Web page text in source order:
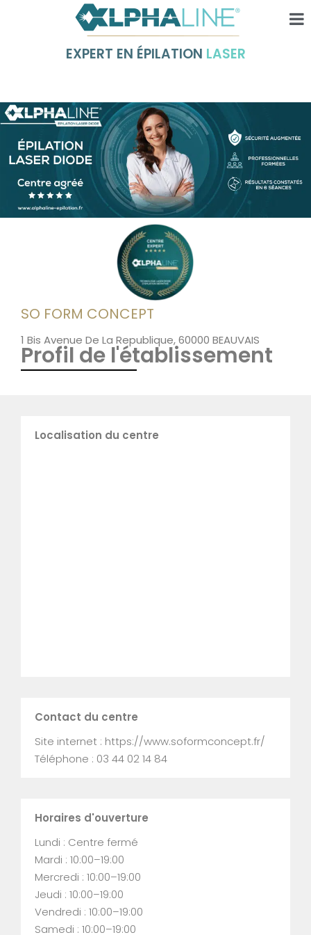
EXPERT EN ÉPILATION LASER
SO FORM CONCEPT
1 Bis Avenue De La Republique, 60000 BEAUVAIS
Profil de l'établissement
Localisation du centre
Contact du centre
Site internet : https://www.soformconcept.fr/
Téléphone : 03 44 02 14 84
Horaires d'ouverture
Lundi : Centre fermé
Mardi : 10:00–19:00
Mercredi : 10:00–19:00
Jeudi : 10:00–19:00
Vendredi : 10:00–19:00
Samedi : 10:00–19:00